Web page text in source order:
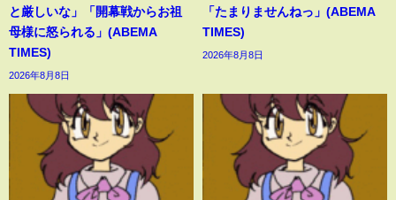
と厳しいな」「開幕戦からお祖
母様に怒られる」(ABEMA
TIMES)
2026年8月8日
「たまりませんねっ」(ABEMA
TIMES)
2026年8月8日